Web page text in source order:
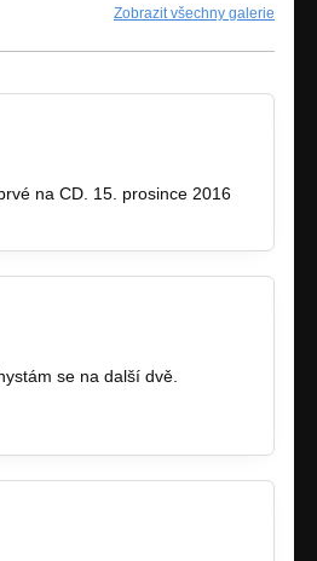
Zobrazit všechny galerie
na CD. 15. prosince 2016
se na další dvě.